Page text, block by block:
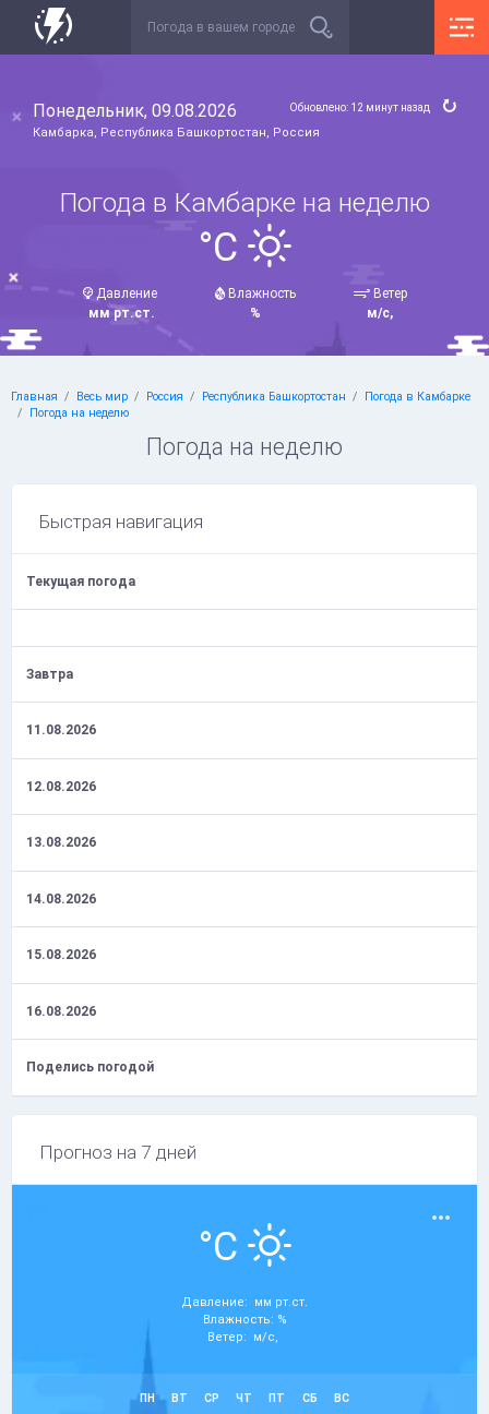
Понедельник, 09.08.2026
Камбарка, Республика Башкортостан, Россия
Обновлено: 12 минут назад
Погода в Камбарке на неделю
°C
Давление
мм рт.ст.
Влажность
%
Ветер
м/с,
Главная Весь мир Россия Республика Башкортостан
Погода в Камбарке
Погода на неделю
Погода на неделю
Быстрая навигация
Текущая погода
Завтра
11.08.2026
12.08.2026
13.08.2026
14.08.2026
15.08.2026
16.08.2026
Поделись погодой
Прогноз на 7 дней
°C
Давление: мм рт.ст.
Влажность: %
Ветер: м/с,
ПН ВТ СР ЧТ ПТ СБ ВС